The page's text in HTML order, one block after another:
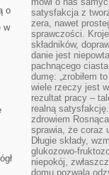
o
w
satysfakcja z
zera, nawet
sprawczości.
składników,
danie jest
pachnącego
dumę: „zrobiłem
wiele rzeczy jest
rezultat pracy –
realną
zdrowiem
sprawia, że coraz
Długie składy,
glukozowo-
niepokój,
domu pozwala